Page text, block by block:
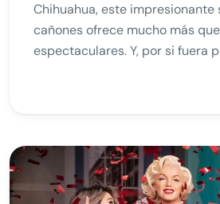
Chihuahua, este impresionante
cañones ofrece mucho más
espectaculares. Y, por si fuera